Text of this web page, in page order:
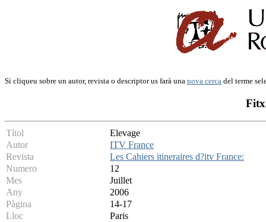
Si cliqueu sobre un autor, revista o descriptor us farà una nova cerca del terme
Títol
Elevage
Autor
ITV France
Revista
Les Cahiers itineraires d?itv France:
Numero
12
Mes
Juillet
Any
2006
Pàgina
14-17
Lloc
Paris